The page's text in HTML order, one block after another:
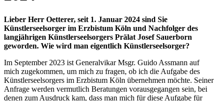
Lieber Herr Oetterer, seit 1. Januar 2024 sind Sie
Künstlerseelsorger im Erzbistum Köln und Nachfolger des
langjährigen Künstlerseelsorgers Prälat Josef Sauerborn
geworden. Wie wird man eigentlich Künstlerseelsorger?
Im September 2023 ist Generalvikar Msgr. Guido Assmann auf
mich zugekommen, um mich zu fragen, ob ich die Aufgabe des
Künstlerseelsorgers im Erzbistum Köln übernehmen möchte. Seiner
Anfrage werden vermutlich Beratungen vorausgegangen sein, bei
denen zum Ausdruck kam, dass man mich für diese Aufgabe für